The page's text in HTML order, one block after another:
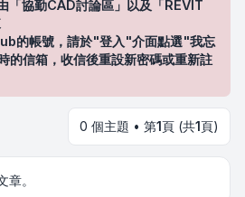
協勤CAD討論區」以及「REVIT
的帳號，請於"登入"介面點選"我忘
的信箱，收信後重設新密碼或重新註
0 個主題 • 第1頁 (共1頁)
。